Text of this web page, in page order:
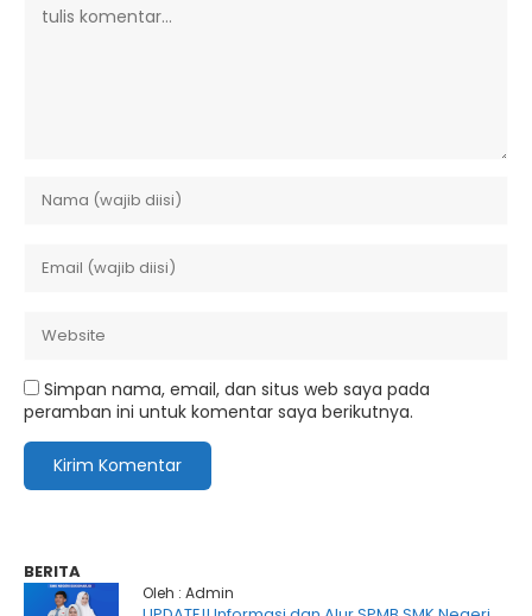
Simpan nama, email, dan situs web saya pada
peramban ini untuk komentar saya berikutnya.
BERITA
Oleh : Admin